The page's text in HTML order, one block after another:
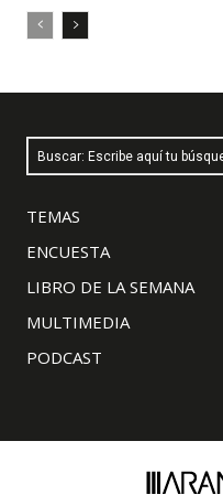
Buscar: Escribe aquí tu
TEMAS
ENCUESTA
LIBRO DE LA SEMANA
MULTIMEDIA
PODCAST